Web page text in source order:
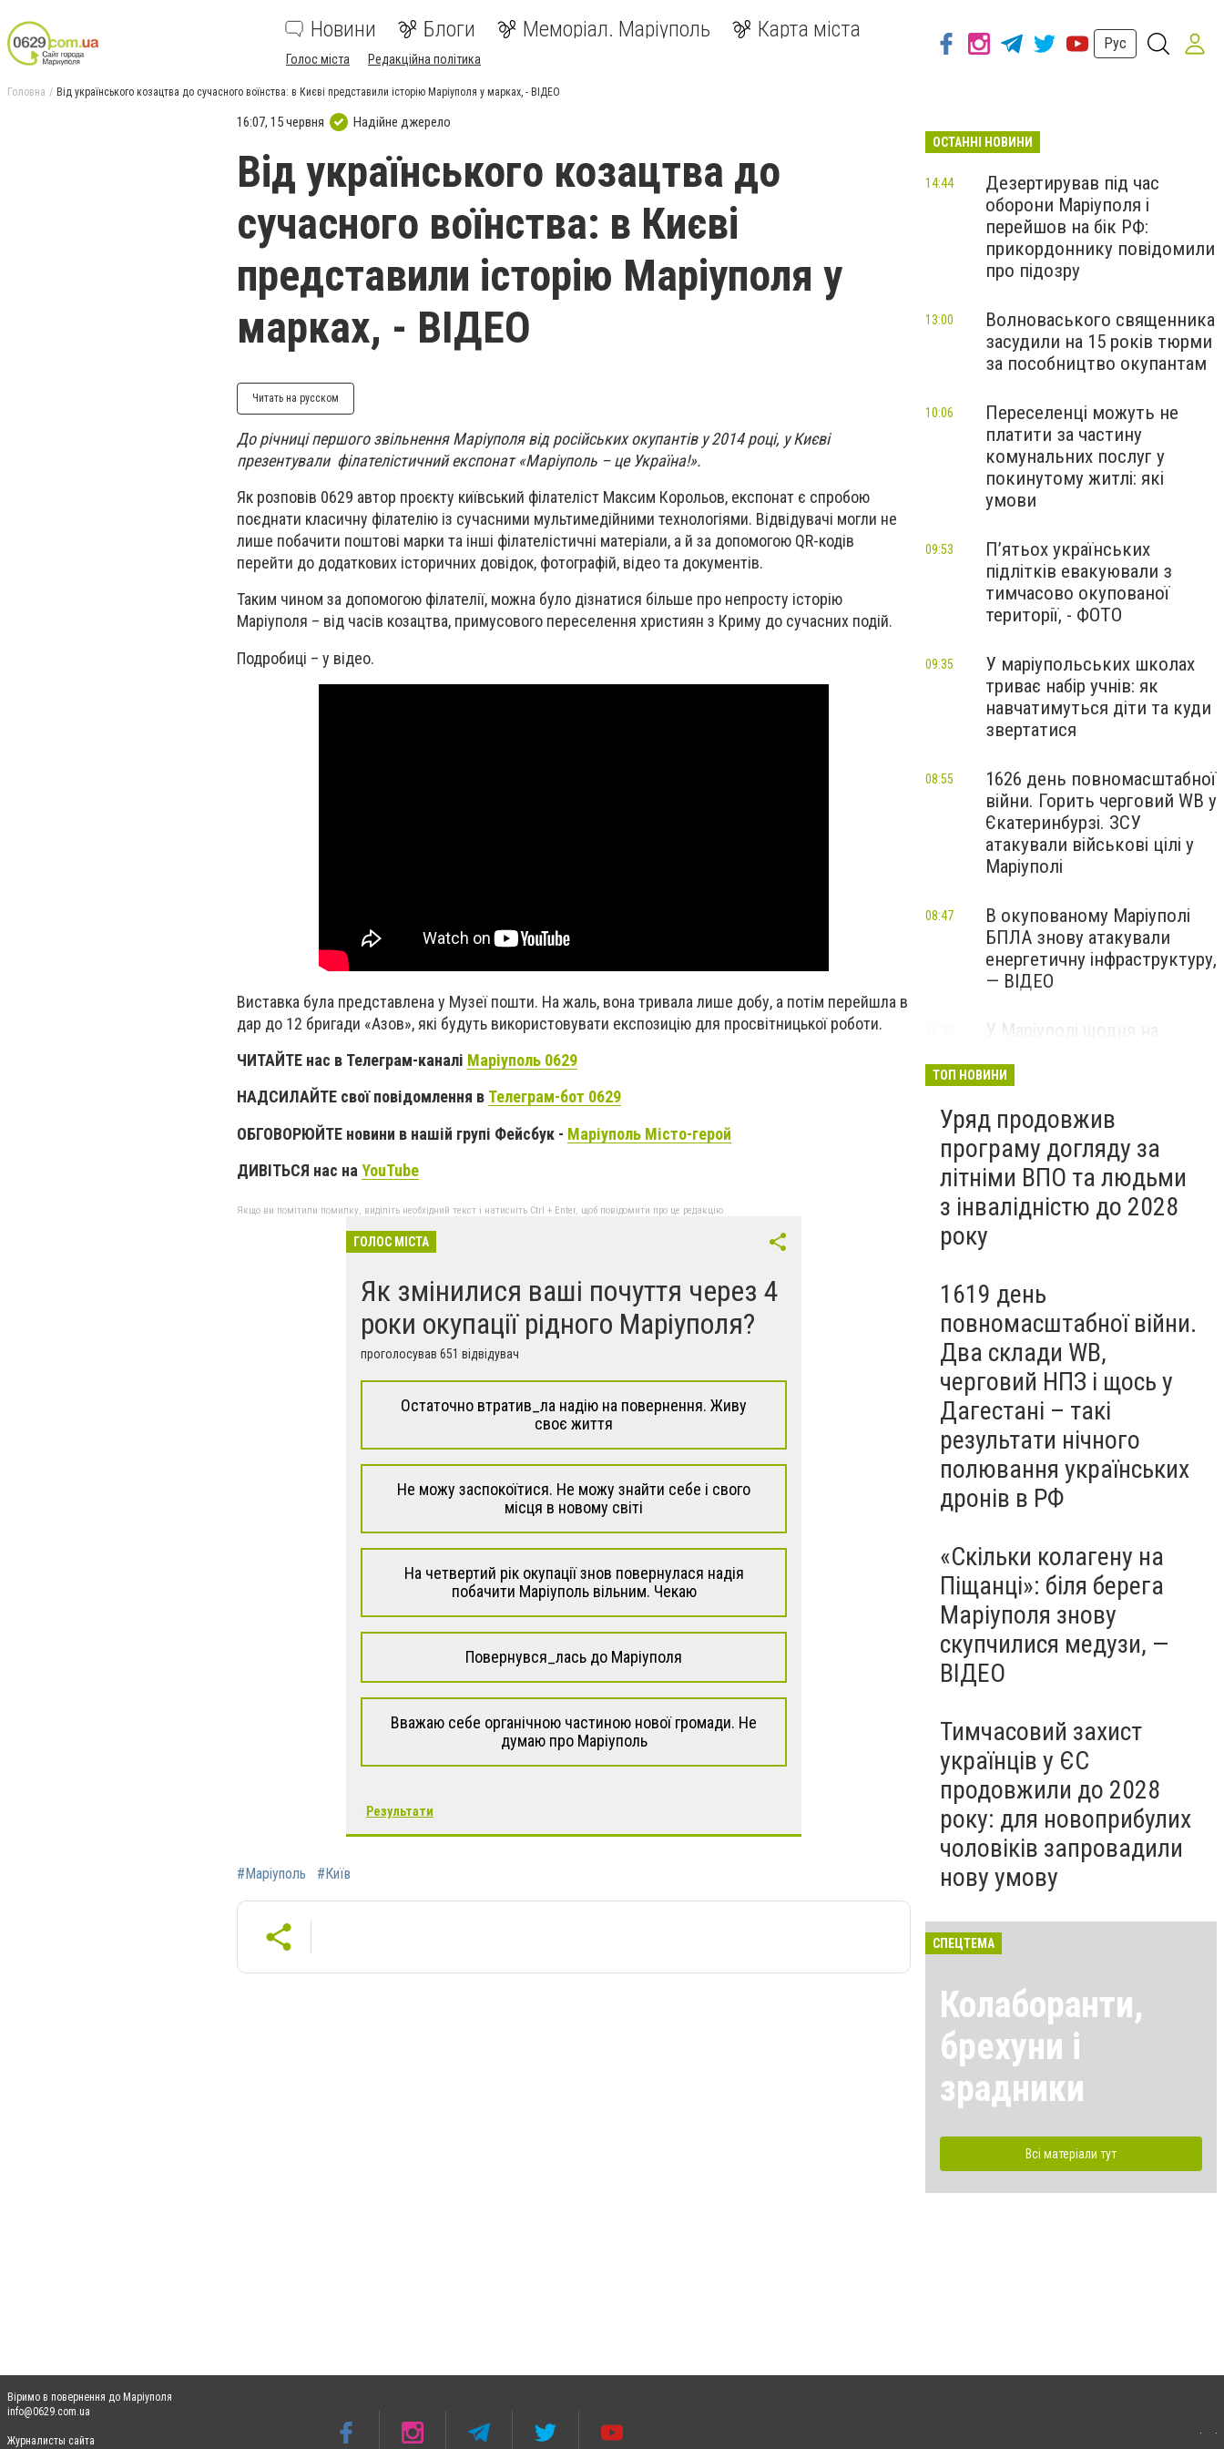
Новини Блоги Меморіал. Маріуполь Карта міста
Голос міста Редакційна політика
Рус
Головна Від українського козацтва до сучасного воїнства: в Києві представили історію Маріуполя у марках, - ВІДЕО
16:07, 15 червня Надійне джерело
Від українського козацтва до
сучасного воїнства: в Києві
представили історію Маріуполя у
марках, - ВІДЕО
Читать на русском
До річниці першого звільнення Маріуполя від російських окупантів у 2014 році, у Києві
презентували філателістичний експонат «Маріуполь – це Україна!».
Як розповів 0629 автор проєкту київський філателіст Максим Корольов, експонат є спробою
поєднати класичну філателію із сучасними мультимедійними технологіями. Відвідувачі могли не
лише побачити поштові марки та інші філателістичні матеріали, а й за допомогою QR-кодів
перейти до додаткових історичних довідок, фотографій, відео та документів.
Таким чином за допомогою філателії, можна було дізнатися більше про непросту історію
Маріуполя – від часів козацтва, примусового переселення християн з Криму до сучасних подій.
Подробиці – у відео.
Виставка була представлена у Музеї пошти. На жаль, вона тривала лише добу, а потім перейшла в
дар до 12 бригади «Азов», які будуть використовувати експозицію для просвітницької роботи.
ЧИТАЙТЕ нас в Телеграм-каналі Маріуполь 0629
НАДСИЛАЙТЕ свої повідомлення в Телеграм-бот 0629
ОБГОВОРЮЙТЕ новини в нашій групі Фейсбук - Маріуполь Місто-герой
ДИВІТЬСЯ нас на YouTube
Якщо ви помітили помилку, виділіть необхідний текст і натисніть Ctrl + Enter, щоб повідомити про це редакцію
ГОЛОС МІСТА
Як змінилися ваші почуття через 4
роки окупації рідного Маріуполя?
проголосував 651 відвідувач
Остаточно втратив_ла надію на повернення. Живу
своє життя
Не можу заспокоїтися. Не можу знайти себе і свого
місця в новому світі
На четвертий рік окупації знов повернулася надія
побачити Маріуполь вільним. Чекаю
Повернувся_лась до Маріуполя
Вважаю себе органічною частиною нової громади. Не
думаю про Маріуполь
Результати
#Маріуполь #Київ
ОСТАННІ НОВИНИ
Дезертирував під час
оборони Маріуполя і
перейшов на бік РФ:
прикордоннику повідомили
про підозру
14:44
Волноваського священника
засудили на 15 років тюрми
за пособництво окупантам
13:00
Переселенці можуть не
платити за частину
комунальних послуг у
покинутому житлі: які
умови
10:06
П’ятьох українських
підлітків евакуювали з
тимчасово окупованої
території, - ФОТО
09:53
У маріупольських школах
триває набір учнів: як
навчатимуться діти та куди
звертатися
09:35
1626 день повномасштабної
війни. Горить черговий WB у
Єкатеринбурзі. ЗСУ
атакували військові цілі у
Маріуполі
08:55
В окупованому Маріуполі
БПЛА знову атакували
енергетичну інфраструктуру,
— ВІДЕО
08:47
У Маріуполі щодня на
відключатимуть світло: це
ТОП НОВИНИ
Уряд продовжив
програму догляду за
літніми ВПО та людьми
з інвалідністю до 2028
року
1619 день
повномасштабної війни.
Два склади WB,
черговий НПЗ і щось у
Дагестані – такі
результати нічного
полювання українських
дронів в РФ
«Скільки колагену на
Піщанці»: біля берега
Маріуполя знову
скупчилися медузи, —
ВІДЕО
Тимчасовий захист
українців у ЄС
продовжили до 2028
року: для новоприбулих
чоловіків запровадили
нову умову
СПЕЦТЕМА
Колаборанти,
брехуни і
зрадники
Всі матеріали тут
Віримо в повернення до Маріуполя
info@0629.com.ua
Журналисты сайта